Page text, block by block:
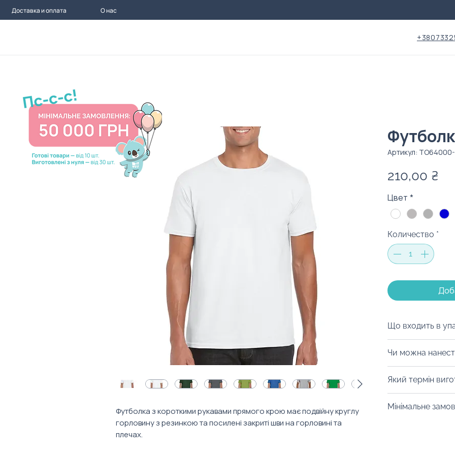
Доставка и оплата О нас
Футболка з короткими рукавами прямого крою має подвійну круглу
горловину з резинкою та посилені закриті шви на горловині та
плечах.
Артикул:
210,00 ₴
Цвет *
Количество *
Що входить в
коробку на ваш
матеріалів,
будь-який інший
можна з
оформлення
Чи можна
нанести
відшити
фасону.
Який термін
конкретний
Мінімальне